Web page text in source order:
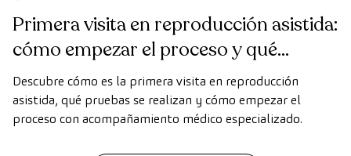
Primera visita en reproducción asistida:
cómo empezar el proceso y qué
esperar
Descubre cómo es la primera visita en reproducción
asistida, qué pruebas se realizan y cómo empezar el
proceso con acompañamiento médico especializado.